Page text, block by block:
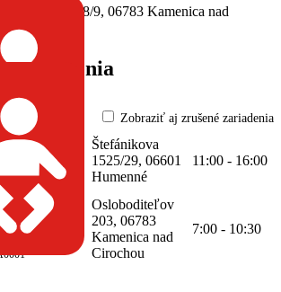
Gaštanová 868/9, 06783 Kamenica nad
Cirochou
zariadenia
Zobraziť aj zrušené zariadenia
pre deti a
dorast)
67-
Štefánikova
1525/29, 06601
Humenné
11:00 - 16:00
pre deti a
Cirochou
o deti a
Osloboditeľov
203, 06783
Kamenica nad
Cirochou
7:00 - 10:30